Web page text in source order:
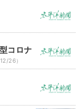
コロナ
26）